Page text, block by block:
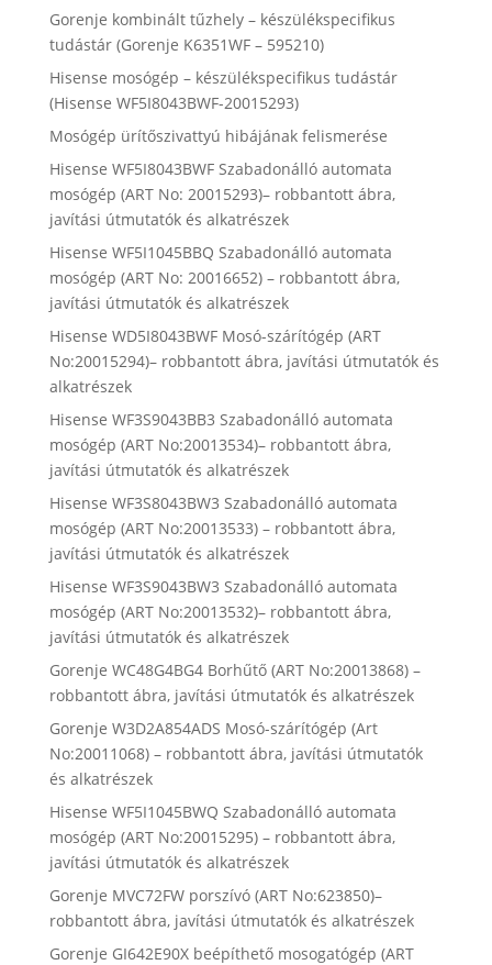
Gorenje kombinált tűzhely – készülékspecifikus
tudástár (Gorenje K6351WF – 595210)
Hisense mosógép – készülékspecifikus tudástár
(Hisense WF5I8043BWF-20015293)
Mosógép ürítőszivattyú hibájának felismerése
Hisense WF5I8043BWF Szabadonálló automata
mosógép (ART No: 20015293)– robbantott ábra,
javítási útmutatók és alkatrészek
Hisense WF5I1045BBQ Szabadonálló automata
mosógép (ART No: 20016652) – robbantott ábra,
javítási útmutatók és alkatrészek
Hisense WD5I8043BWF Mosó-szárítógép (ART
No:20015294)– robbantott ábra, javítási útmutatók és
alkatrészek
Hisense WF3S9043BB3 Szabadonálló automata
mosógép (ART No:20013534)– robbantott ábra,
javítási útmutatók és alkatrészek
Hisense WF3S8043BW3 Szabadonálló automata
mosógép (ART No:20013533) – robbantott ábra,
javítási útmutatók és alkatrészek
Hisense WF3S9043BW3 Szabadonálló automata
mosógép (ART No:20013532)– robbantott ábra,
javítási útmutatók és alkatrészek
Gorenje WC48G4BG4 Borhűtő (ART No:20013868) –
robbantott ábra, javítási útmutatók és alkatrészek
Gorenje W3D2A854ADS Mosó-szárítógép (Art
No:20011068) – robbantott ábra, javítási útmutatók
és alkatrészek
Hisense WF5I1045BWQ Szabadonálló automata
mosógép (ART No:20015295) – robbantott ábra,
javítási útmutatók és alkatrészek
Gorenje MVC72FW porszívó (ART No:623850)–
robbantott ábra, javítási útmutatók és alkatrészek
Gorenje GI642E90X beépíthető mosogatógép (ART